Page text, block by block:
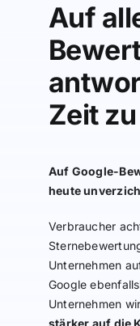
Auf
Zeit
Auf Google-
heute
Verbraucher
Unternehmen
Google
Unternehmen
stärker auf die